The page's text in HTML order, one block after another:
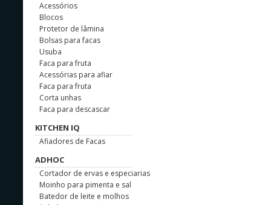
Acessórios
Blocos
Protetor de lâmina
Bolsas para facas
Usuba
Faca para fruta
Acessórias para afiar
Faca para fruta
Corta unhas
Faca para descascar
KITCHEN IQ
Afiadores de Facas
ADHOC
Cortador de ervas e especiarias
Moinho para pimenta e sal
Batedor de leite e molhos